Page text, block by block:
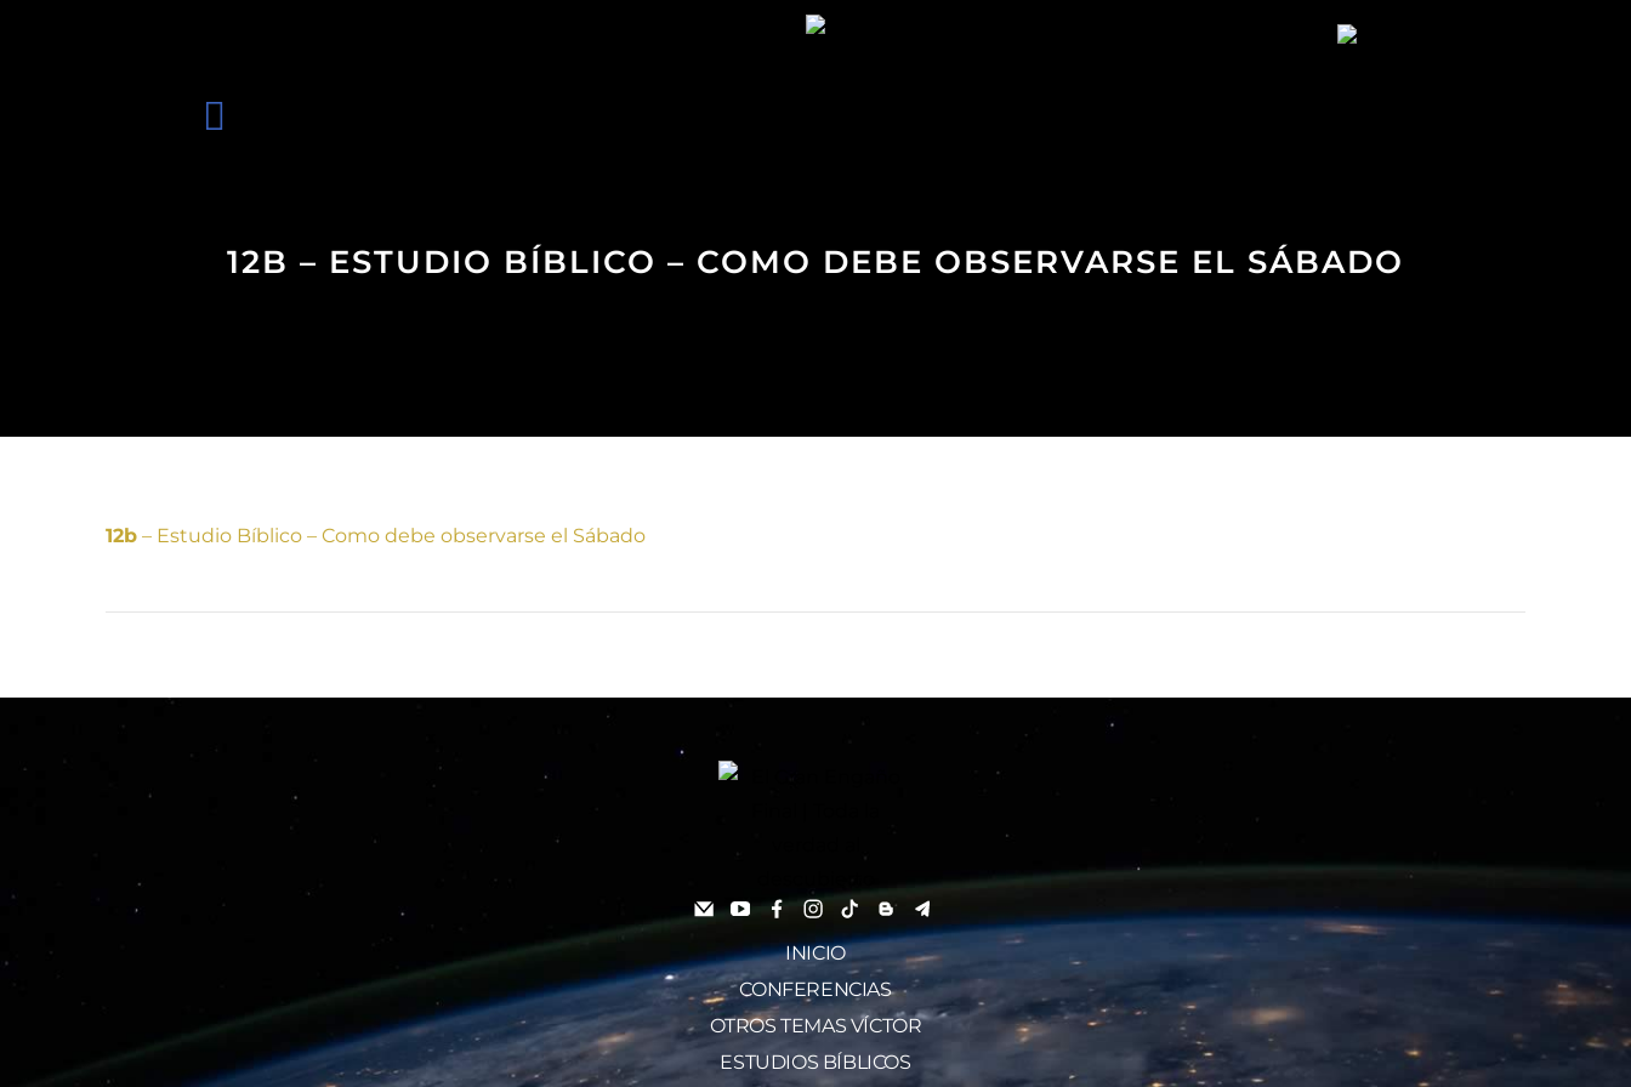
12B – ESTUDIO BÍBLICO – COMO DEBE OBSERVARSE EL SÁBADO
12b – Estudio Bíblico – Como debe observarse el Sábado
INICIO
CONFERENCIAS
OTROS TEMAS VÍCTOR
ESTUDIOS BÍBLICOS